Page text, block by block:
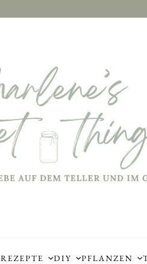
REZEPTE DIY PFLANZEN